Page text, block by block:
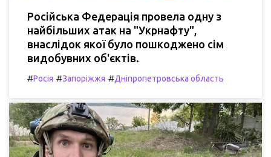
Російська Федерація провела одну з
найбільших атак на "Укрнафту",
внаслідок якої було пошкоджено сім
видобувних об'єктів.
#Росія #Запоріжжя #Дніпропетровська область